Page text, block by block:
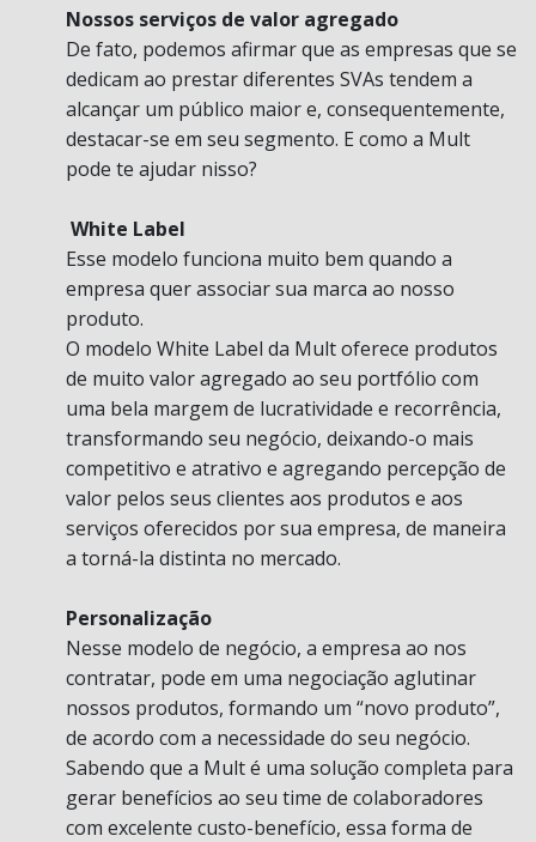
Nossos serviços de valor agregado
De fato, podemos afirmar que as empresas que se
dedicam ao prestar diferentes SVAs tendem a
alcançar um público maior e, consequentemente,
destacar-se em seu segmento. E como a Mult
pode te ajudar nisso?
White Label
Esse modelo funciona muito bem quando a
empresa quer associar sua marca ao nosso
produto.
O modelo White Label da Mult oferece produtos
de muito valor agregado ao seu portfólio com
uma bela margem de lucratividade e recorrência,
transformando seu negócio, deixando-o mais
competitivo e atrativo e agregando percepção de
valor pelos seus clientes aos produtos e aos
serviços oferecidos por sua empresa, de maneira
a torná-la distinta no mercado.
Personalização
Nesse modelo de negócio, a empresa ao nos
contratar, pode em uma negociação aglutinar
nossos produtos, formando um “novo produto”,
de acordo com a necessidade do seu negócio.
Sabendo que a Mult é uma solução completa para
gerar benefícios ao seu time de colaboradores
com excelente custo-benefício, essa forma de